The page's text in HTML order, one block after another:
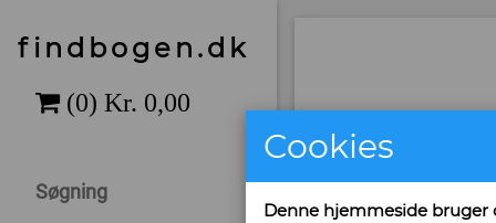
findbogen.dk
Søgning
Cookies
Denne hjemmeside bruger